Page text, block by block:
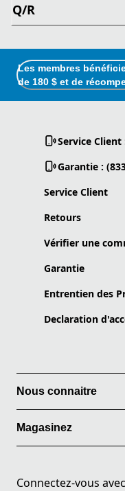
Q/R
Les membres
de 180 $ et de
Service Client
Garantie :
Service Client
Retours
Vérifier une
Garantie
Entrentien des
Declaration
Nous connaitre
Magasinez
Connectez-vous